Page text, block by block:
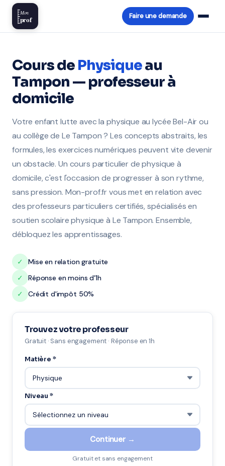
Mon
prof Faire une demande
Cours de Physiqueau
Tampon — professeur à
domicile
Votre enfant lutte avec la physique au lycée Bel-Air ou
au collège de Le Tampon ? Les concepts abstraits, les
formules, les exercices numériques peuvent vite devenir
un obstacle. Un cours particulier de physique à
domicile, c'est l'occasion de progresser à son rythme,
sans pression. Mon-prof.fr vous met en relation avec
des professeurs particuliers certifiés, spécialisés en
soutien scolaire physique à Le Tampon. Ensemble,
débloquez les apprentissages.
✓
Mise en relation gratuite
✓
Réponse en moins d'1h
✓
Crédit d'impôt 50%
Trouvez votre professeur
Gratuit · Sans engagement · Réponse en 1h
Matière *
Niveau *
Continuer →
Gratuit et sans engagement